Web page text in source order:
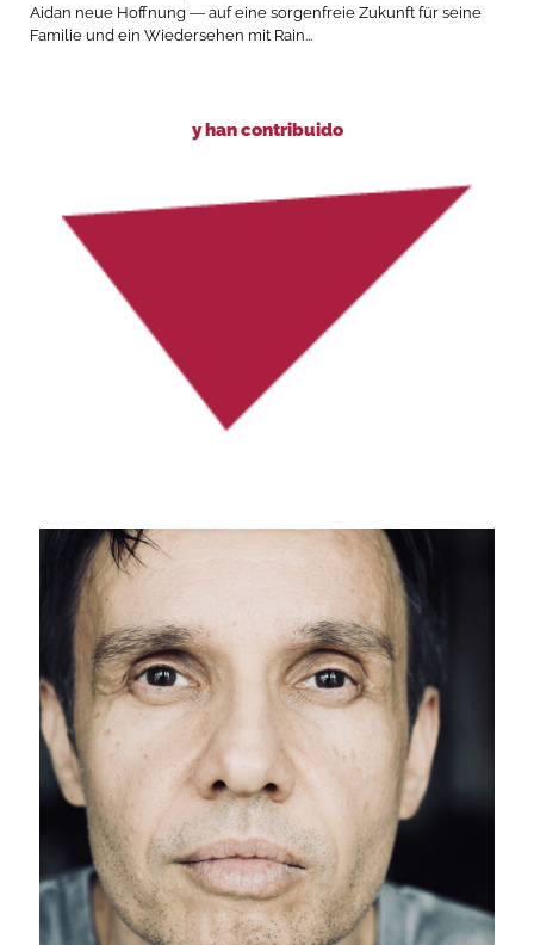
Aidan neue Hoffnung ― auf eine sorgenfreie Zukunft für seine
Familie und ein Wiedersehen mit Rain...
y han contribuido